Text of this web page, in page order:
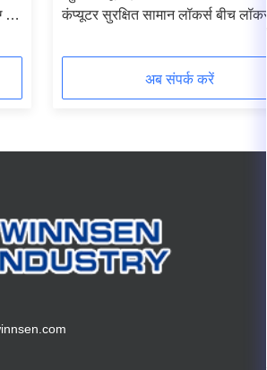
कंप्यूटर सुरक्षित सामान लॉकर्स बीच लॉकर्स
अब संपर्क करें